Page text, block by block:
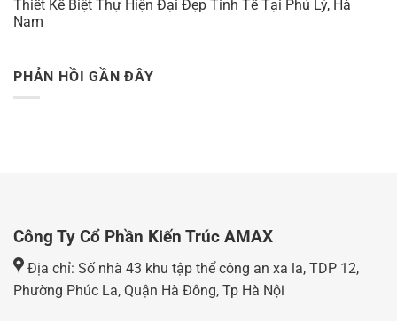
Thiết Kế Biệt Thự Hiện Đại Đẹp Tinh Tế Tại Phủ Lý, Hà
Nam
PHẢN HỒI GẦN ĐÂY
Công Ty Cổ Phần Kiến Trúc AMAX
Địa chỉ: Số nhà 43 khu tập thể công an xa la, TDP 12,
Phường Phúc La, Quận Hà Đông, Tp Hà Nội